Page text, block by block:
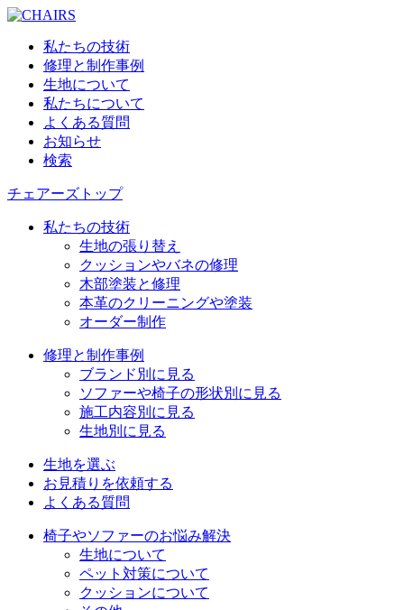
私たちの技術
修理と制作事例
生地について
私たちについて
よくある質問
お知らせ
検索
チェアーズトップ
私たちの技術
生地の張り替え
クッションやバネの修理
木部塗装と修理
本革のクリーニングや塗装
オーダー制作
修理と制作事例
ブランド別に見る
ソファーや椅子の形状別に見る
施工内容別に見る
生地別に見る
生地を選ぶ
お見積りを依頼する
よくある質問
椅子やソファーのお悩み解決
生地について
ペット対策について
クッションについて